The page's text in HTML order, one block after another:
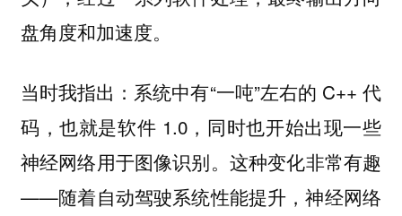
盘角度和加速度。
当时我指出：系统中有“一吨”左右的 C++ 代
码，也就是软件 1.0，同时也开始出现一些
神经网络用于图像识别。这种变化非常有趣
——随着自动驾驶系统性能提升，神经网络